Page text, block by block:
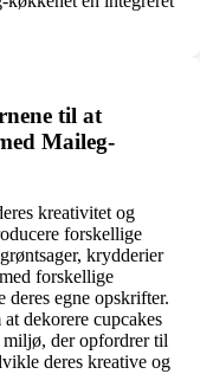
til at
Maileg-
kreativitet og
forskellige
krydderier
forskellige
egne opskrifter.
dekorere cupcakes
miljø, der opfordrer til
deres kreative og